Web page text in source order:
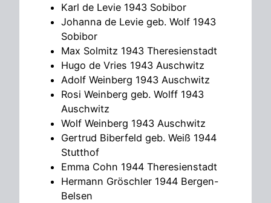
Karl de Levie 1943 Sobibor
Johanna de Levie geb. Wolf 1943
Sobibor
Max Solmitz 1943 Theresienstadt
Hugo de Vries 1943 Auschwitz
Adolf Weinberg 1943 Auschwitz
Rosi Weinberg geb. Wolff 1943
Auschwitz
Wolf Weinberg 1943 Auschwitz
Gertrud Biberfeld geb. Weiß 1944
Stutthof
Emma Cohn 1944 Theresienstadt
Hermann Gröschler 1944 Bergen-
Belsen